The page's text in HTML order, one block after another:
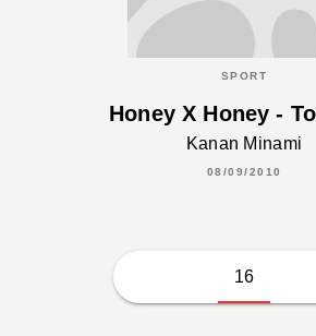
SPORT
Honey X Honey -
Kanan Minami
08/09/2010
16